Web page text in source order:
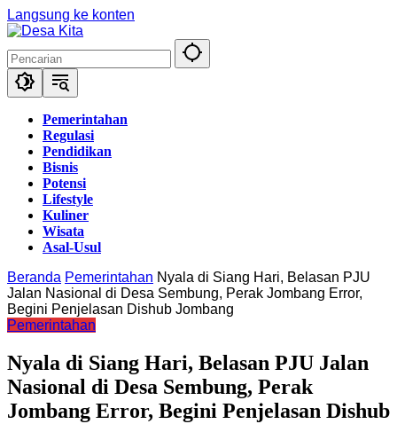
Langsung ke konten
Pemerintahan
Regulasi
Pendidikan
Bisnis
Potensi
Lifestyle
Kuliner
Wisata
Asal-Usul
Beranda Pemerintahan Nyala di Siang Hari, Belasan PJU
Jalan Nasional di Desa Sembung, Perak Jombang Error,
Begini Penjelasan Dishub Jombang
Pemerintahan
Nyala di Siang Hari, Belasan PJU Jalan
Nasional di Desa Sembung, Perak
Jombang Error, Begini Penjelasan Dishub